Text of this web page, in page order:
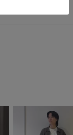
仕様、加工が若干
ター環境によ